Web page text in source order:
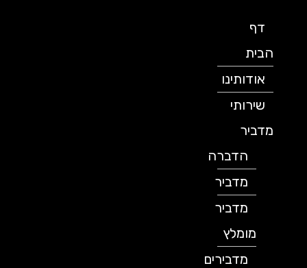
דף
הבית
אודותינו
שירותי
מדביר
הדברה
מדביר
מדביר
מומלץ
מדבירים